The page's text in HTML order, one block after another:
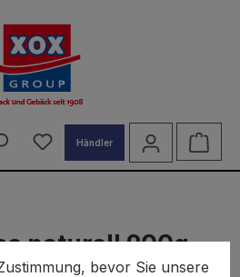
Du hast 0 Produkte auf
Händler
naturell 900g
bevor Sie unsere